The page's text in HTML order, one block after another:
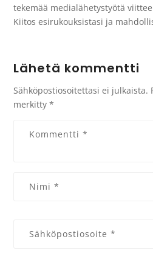
tekemää medialähetystyötä
Kiitos esirukouksistasi ja
Lähetä kommentti
Sähköpostiosoitettasi ei julkaista.
merkitty*